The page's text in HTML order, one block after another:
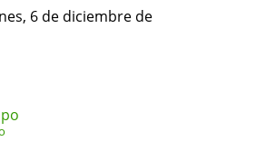
6 de diciembre de